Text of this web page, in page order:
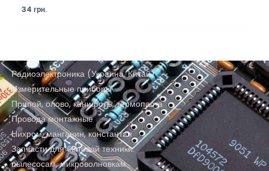
34грн.
Радиоэлектроника (Украина, Китай)
Измерительные приборы
Припой, олово, канифоль, термопаста
Провода монтажные
Нихром, манганин, константан
Запчасти для бытовой техники:
пылесосам, микроволновкам